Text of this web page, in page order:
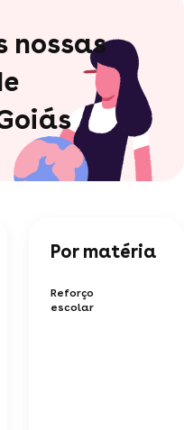
nossas
Por matéria
Reforço
escolar